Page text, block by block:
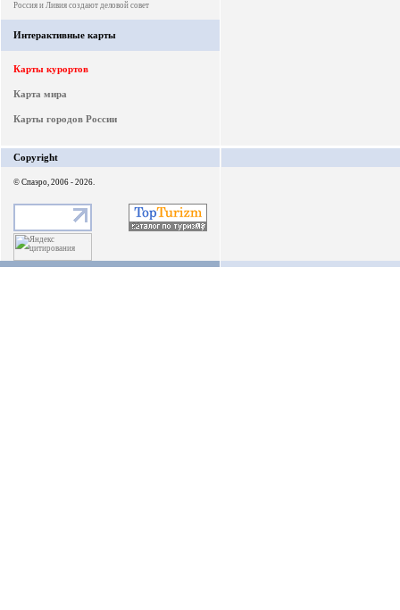
Россия и Ливия создают деловой совет
Интерактивные карты
Карты курортов
Карта мира
Карты городов России
Copyright
© Спаэро, 2006 - 2026.